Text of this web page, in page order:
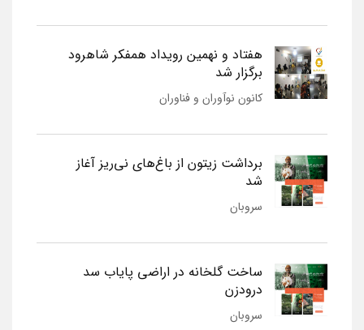
هفتاد و نهمین رویداد همفکر شاهرود
برگزار شد
کانون نوآوران و فناوران
برداشت زیتون از باغ‌های نی‌ریز آغاز
شد
سروبان
ساخت گلخانه در اراضی پایاب سد
درودزن
سروبان